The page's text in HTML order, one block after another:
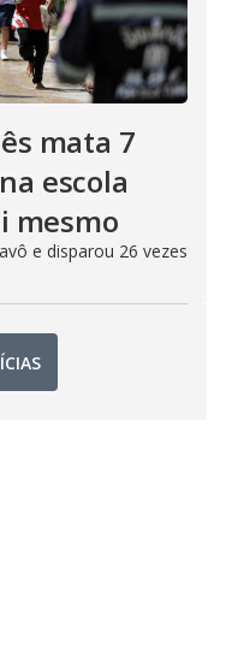
mata 7
escola
mesmo
e disparou 26 vezes